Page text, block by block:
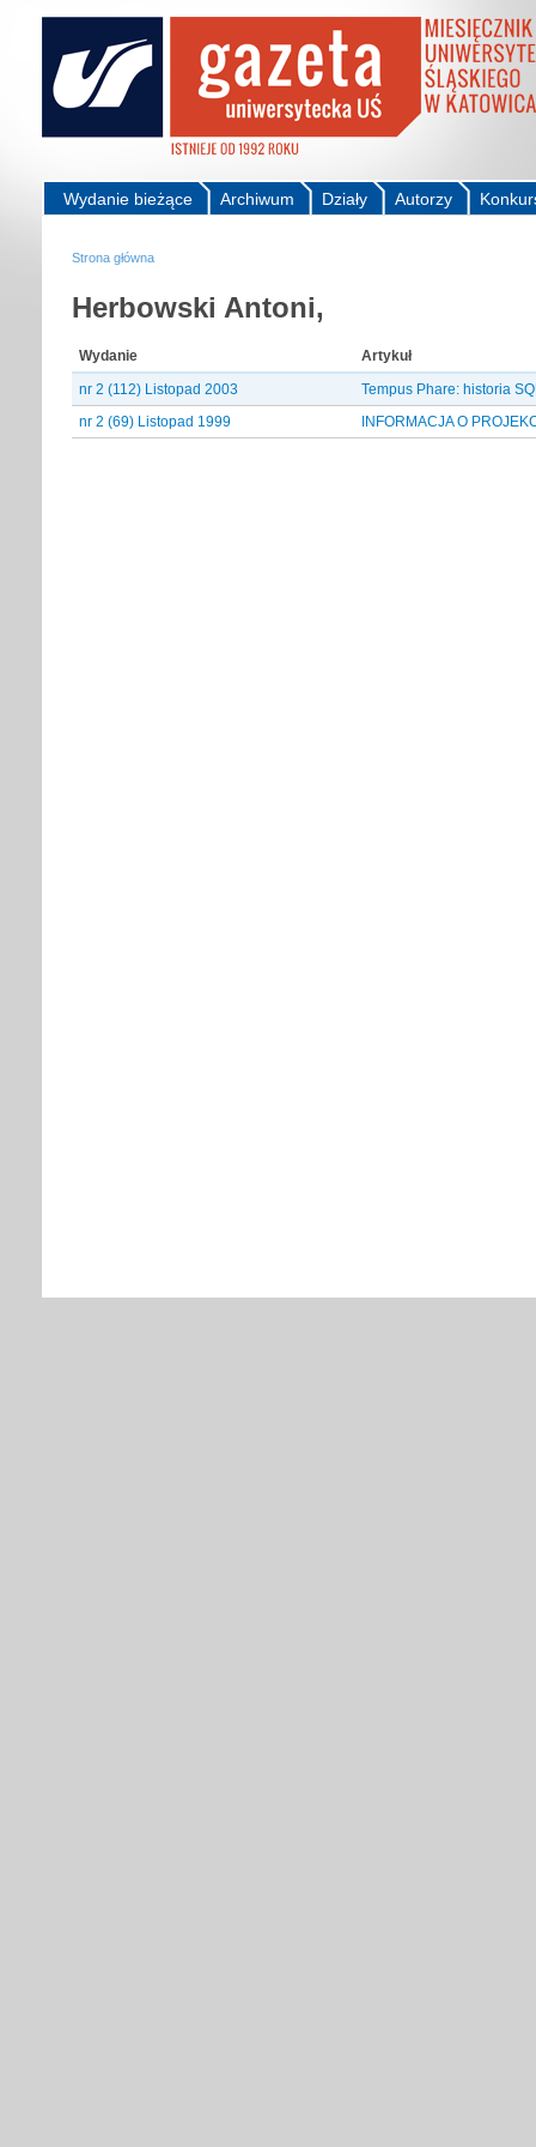
Autorzy
Działy
Archiwum
Wydanie bieżące
Strona główna
Herbowski Antoni,
Wydanie
Artykuł
nr 2 (112) Listopad 2003
Tempus Phare: historia
nr 2 (69) Listopad 1999
INFORMACJA O